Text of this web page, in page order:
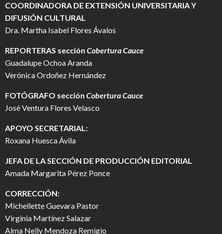
COORDINADORA DE EXTENSIÓN UNIVERSITARIA Y
DIFUSIÓN CULTURAL
Dra. Martha Isabel Flores Ávalos
REPORTERAS sección Cobertura Cauce
Guadalupe Ochoa Aranda
Verónica Ordoñez Hernández
FOTÓGRAFO sección Cobertura Cauce
José Ventura Flores Velasco
APOYO SECRETARIAL:
Roxana Huesca Ávila
JEFA DE LA SECCIÓN DE PRODUCCIÓN EDITORIAL
Amada Margarita Pérez Ponce
CORRECCIÓN:
Michellette Guevara Pastor
Virginia Martínez Salazar
Alma Nelly Mendoza Remigio